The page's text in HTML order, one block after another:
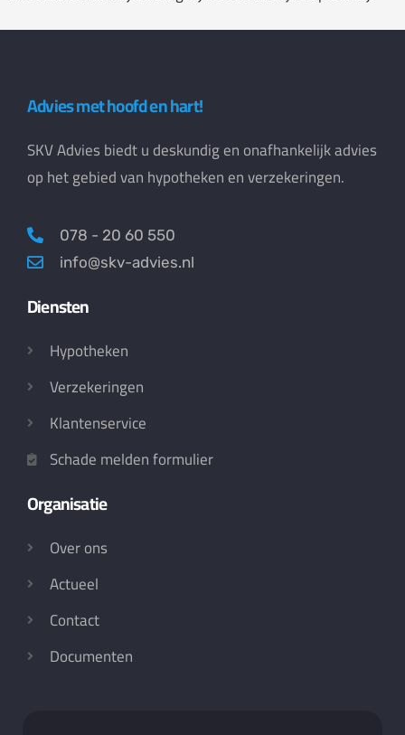
Advies met hoofd en hart!
SKV Advies biedt u deskundig en onafhankelijk advies
op het gebied van hypotheken en verzekeringen.
078 - 20 60 550
info@skv-advies.nl
Diensten
Hypotheken
Verzekeringen
Klantenservice
Schade melden formulier
Organisatie
Over ons
Actueel
Contact
Documenten